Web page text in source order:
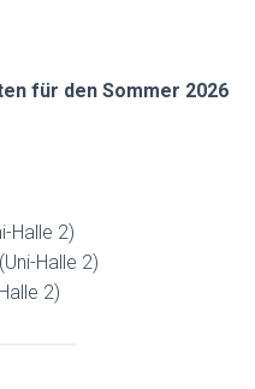
A
für den Sommer 2026
Halle 2)
Halle 2)
2)